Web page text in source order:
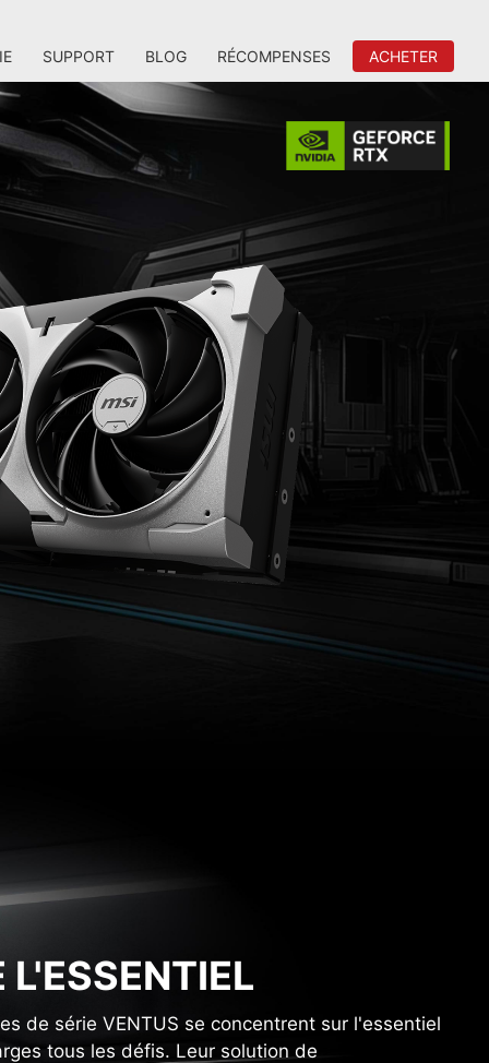
SUPPORT BLOG RÉCOMPENSES ACHETER
L'ESSENTIEL
de série VENTUS se concentrent sur l'essentiel
tous les défis. Leur solution de